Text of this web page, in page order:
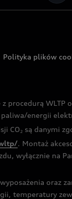
Polityka plików
procedurą WLTP
energii
CO2 są danymi
. Montaż
wyłącznie na
oraz
temperatury